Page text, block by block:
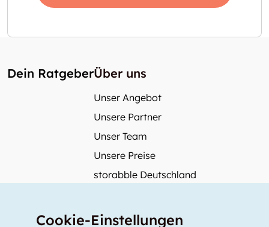
Dein RatgeberÜber uns
Unser Angebot
Unsere Partner
Unser Team
Unsere Preise
storabble Deutschland
Mehr über storabble
Cookie-Einstellungen